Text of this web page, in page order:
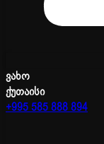
ვახო
ქუთაისი
+995 585 888 894